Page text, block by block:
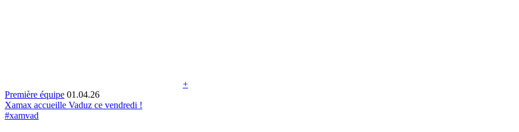
+
Première équipe 01.04.26
Xamax accueille Vaduz ce vendredi !
#xamvad